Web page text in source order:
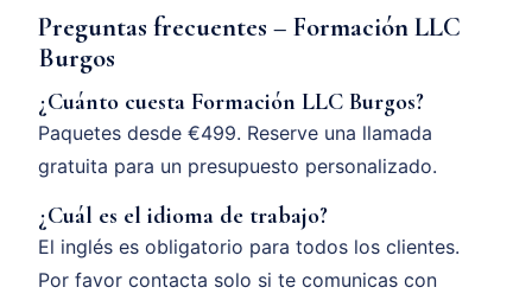
Preguntas frecuentes – Formación LLC
Burgos
¿Cuánto cuesta Formación LLC Burgos?
Paquetes desde €499. Reserve una llamada
gratuita para un presupuesto personalizado.
¿Cuál es el idioma de trabajo?
El inglés es obligatorio para todos los clientes.
Por favor contacta solo si te comunicas con